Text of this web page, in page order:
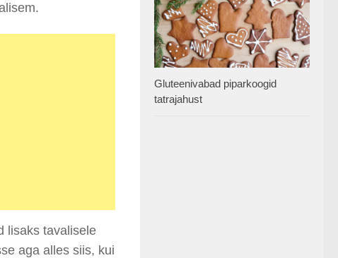
lisaks tavalisele
aga alles siis, kui
Gluteenivabad piparkoogid
tatrajahust